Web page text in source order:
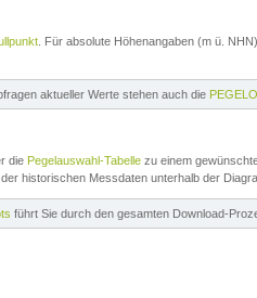
. Für absolute Höhenangaben (m ü.
aktueller Werte stehen auch die
die Pegelauswahl-Tabelle zu einem
historischen Messdaten unterhalb der
führt Sie durch den gesamten Download-